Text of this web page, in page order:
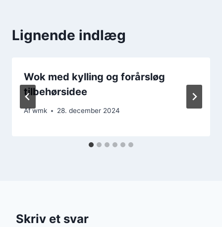
Lignende indlæg
Wok med kylling og forårsløg
tilbehørsidee
Afwmk 28. december 2024
Skriv et svar